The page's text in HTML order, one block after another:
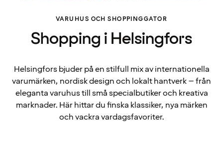
VARUHUS OCH SHOPPINGGATOR
Shopping i Helsingfors
Helsingfors bjuder på en stilfull mix av internationella
varumärken, nordisk design och lokalt hantverk – från
eleganta varuhus till små specialbutiker och kreativa
marknader. Här hittar du finska klassiker, nya märken
och vackra vardagsfavoriter.